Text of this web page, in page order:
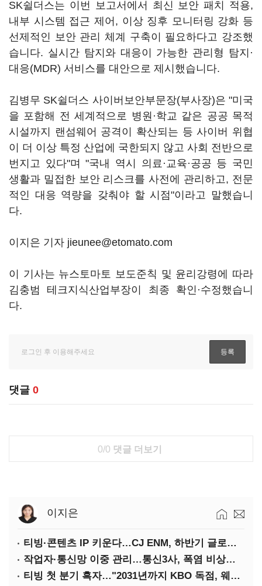
SK쉴더스는 이번 보고서에서 최신 보안 패치 적용,
내부 시스템 접근 제어, 이상 징후 모니터링 강화 등
선제적인 보안 관리 체계 구축이 필요하다고 강조했
습니다. 실시간 탐지와 대응이 가능한 관리형 탐지·
대응(MDR) 서비스를 대안으로 제시했습니다.
김병무 SK쉴더스 사이버보안부문장(부사장)은 "미국
을 포함해 전 세계적으로 병원·학교 같은 공공 목적
시설까지 랜섬웨어 공격이 확산되는 등 사이버 위협
이 더 이상 특정 산업에 국한되지 않고 사회 전반으로
번지고 있다"며 "국내 역시 의료·교육·공공 등 국민
생활과 밀접한 보안 리스크를 사전에 관리하고, 전문
적인 대응 역량을 갖춰야 할 시점"이라고 말했습니
다.
이지은 기자 jieunee@etomato.com
이 기사는 뉴스토마토 보도준칙 및 윤리강령에 따라
김충범 테크지식산업부장이 최종 확인·수정했습니
다.
댓글 0
0/0 댓글 더보기
이지은
티빙·콘텐츠 IP 키운다…CJ ENM, 하반기 글로벌 확장 가속
작업자·통신망 이중 관리…통신3사, 폭염 비상대응 돌입
티빙 첫 분기 흑자…"2031년까지 KBO 독점, 웨이브 합병도 속도"